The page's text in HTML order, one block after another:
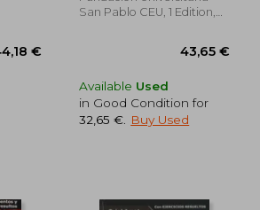
San Pablo CEU, 1 Edition,
Available Used
in Good Condition for
32,65 €
Buy Used